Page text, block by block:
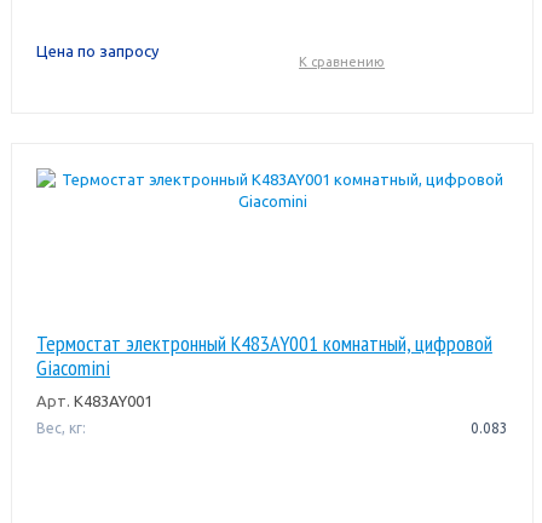
Цена по запросу
К сравнению
Термостат электронный K483AY001 комнатный, цифровой
Giacomini
Арт. K483AY001
Вес, кг: 0.083